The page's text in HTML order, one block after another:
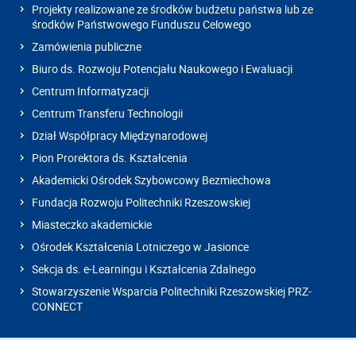
Projekty realizowane ze środków budżetu państwa lub ze
środków Państwowego Funduszu Celowego
Zamówienia publiczne
Biuro ds. Rozwoju Potencjału Naukowego i Ewaluacji
Centrum Informatyzacji
Centrum Transferu Technologii
Dział Współpracy Międzynarodowej
Pion Prorektora ds. Kształcenia
Akademicki Ośrodek Szybowcowy Bezmiechowa
Fundacja Rozwoju Politechniki Rzeszowskiej
Miasteczko akademickie
Ośrodek Kształcenia Lotniczego w Jasionce
Sekcja ds. e-Learningu i Kształcenia Zdalnego
Stowarzyszenie Wsparcia Politechniki Rzeszowskiej PRZ-
CONNECT